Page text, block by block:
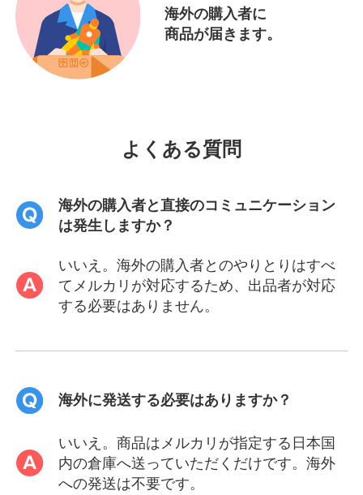
海外の購入者に
商品が届きます。
よくある質問
海外の購入者と直接のコミュニケーション
は発生しますか？
いいえ。海外の購入者とのやりとりはすべ
てメルカリが対応するため、出品者が対応
する必要はありません。
海外に発送する必要はありますか？
いいえ。商品はメルカリが指定する日本国
内の倉庫へ送っていただくだけです。海外
への発送は不要です。